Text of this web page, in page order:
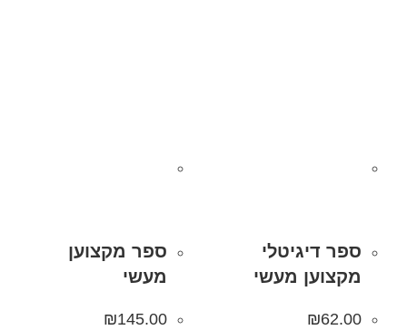
ספר דיגיטלי
מקצוען מעשי
₪62.00
ספר מקצוען
מעשי
₪145.00